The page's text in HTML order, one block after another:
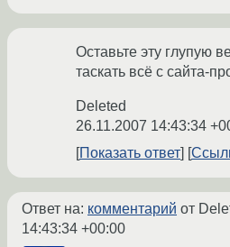
Оставьте эту глупую
таскать всё с сайта-
Deleted
26.11.2007 14:43:34
Показать ответ
Ответ на: комментарий от
14:43:34 +00:00